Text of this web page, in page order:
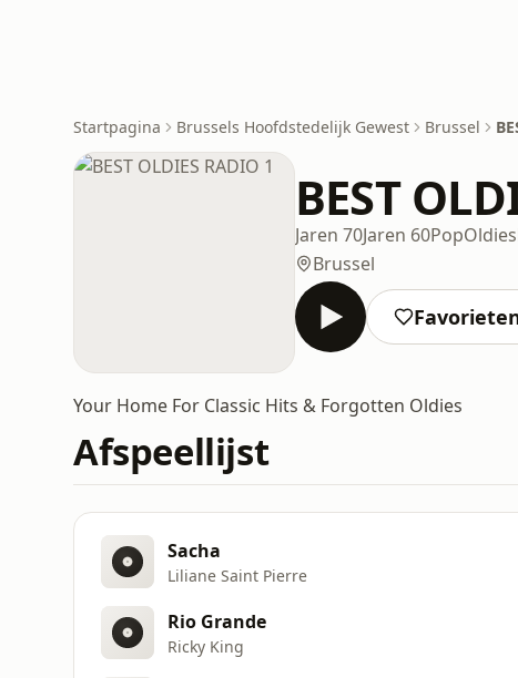
Startpagina Brussels Hoofdstedelijk Gewest Brussel
BEST
Jaren 70Jaren 60PopOldies
Brussel
Your Home For Classic Hits & Forgotten Oldies
Afspeellijst
Sacha
Liliane Saint Pierre
Rio Grande
Ricky King